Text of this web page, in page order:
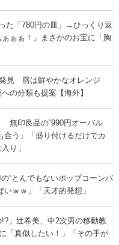
た「780円の皿」→ひっくり返
ぁ！」まさかのお宝に「胸
発見 唇は鮮やかなオレンジ
の分類も提案【海外】
無印良品の“990円オーバル
う」「盛り付けるだけでカ
り」
“とんでもないポップコーンバ
ｗｗ」「天才的発想」
!?」辻希美、中2次男の移動教
「真似したい！」「その手が